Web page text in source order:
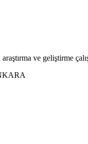
araştırma ve geliştirme